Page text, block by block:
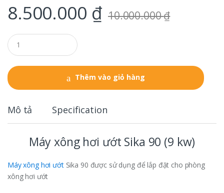
8.500.000 ₫ 10.000.000₫
Q
u
a
t
i
Thêm vào giỏ hàng
Mô tả Specification
Máy xông hơi ướt Sika 90 (9 kw)
Máy xông hơi ướtSika 90 được sử dụng để lắp đặt cho phòng
xông hơi ướt